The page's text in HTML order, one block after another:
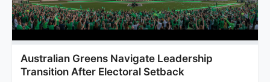
Australian Greens Navigate Leadership
Transition After Electoral Setback